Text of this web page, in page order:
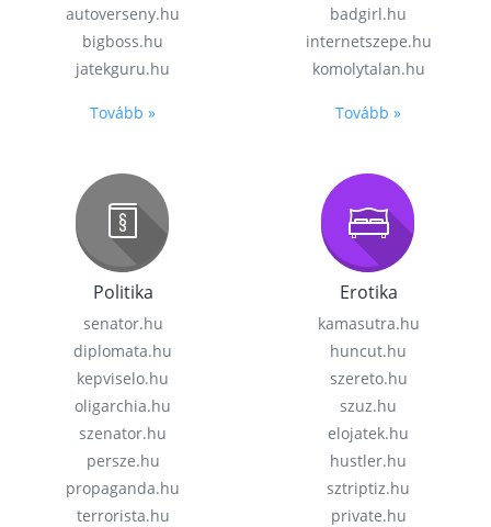
autoverseny.hu
bigboss.hu
jatekguru.hu
Tovább »
badgirl.hu
internetszepe.hu
komolytalan.hu
Tovább »
Politika
senator.hu
diplomata.hu
kepviselo.hu
oligarchia.hu
szenator.hu
persze.hu
propaganda.hu
terrorista.hu
Erotika
kamasutra.hu
huncut.hu
szereto.hu
szuz.hu
elojatek.hu
hustler.hu
sztriptiz.hu
private.hu